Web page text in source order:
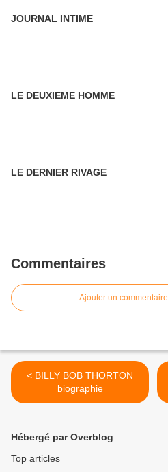
JOURNAL INTIME
LE DEUXIEME HOMME
LE DERNIER RIVAGE
Commentaires
Ajouter un commentaire
< BILLY BOB THORTON
biographie
Hébergé par Overblog
Top articles